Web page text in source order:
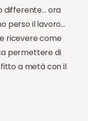
differente… ora
perso il lavoro…
ricevere come
permettere di
a metà con il